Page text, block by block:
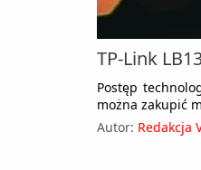
TP-Link
Postęp
można zakupić
Autor: Redakcja